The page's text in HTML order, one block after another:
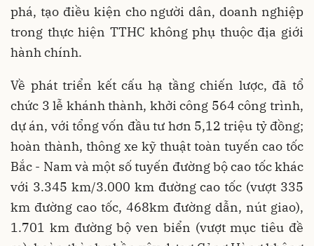
phá, tạo điều kiện cho người dân, doanh nghiệp
trong thực hiện TTHC không phụ thuộc địa giới
hành chính.
Về phát triển kết cấu hạ tầng chiến lược, đã tổ
chức 3 lễ khánh thành, khởi công 564 công trình,
dự án, với tổng vốn đầu tư hơn 5,12 triệu tỷ đồng;
hoàn thành, thông xe kỹ thuật toàn tuyến cao tốc
Bắc - Nam và một số tuyến đường bộ cao tốc khác
với 3.345 km/3.000 km đường cao tốc (vượt 335
km đường cao tốc, 468km đường dẫn, nút giao),
1.701 km đường bộ ven biển (vượt mục tiêu đề